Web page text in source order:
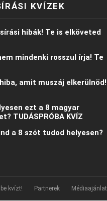
KVÍZEK
hibák! Te is elköveted
mindenki rosszul írja! Te
amit muszáj elkerülnöd!
ezt a 8 magyar
TUDÁSPRÓBA KVÍZ
a 8 szót tudod helyesen?
kvízt! Partnerek Médiaajánlat